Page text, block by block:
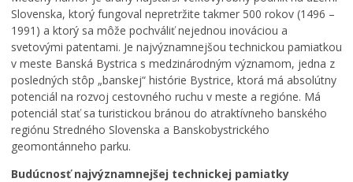
Slovenska, ktorý fungoval nepretržite takmer 500 rokov (1496 –
1991) a ktorý sa môže pochváliť nejednou inováciou a
svetovými patentami. Je najvýznamnejšou technickou pamiatkou
v meste Banská Bystrica s medzinárodným významom, jedna z
posledných stôp „banskej“ histórie Bystrice, ktorá má absolútny
potenciál na rozvoj cestovného ruchu v meste a regióne. Má
potenciál stať sa turistickou bránou do atraktívneho banského
regiónu Stredného Slovenska a Banskobystrického
geomontánneho parku.
Budúcnosť najvýznamnejšej technickej pamiatky